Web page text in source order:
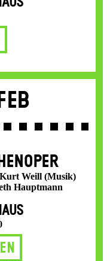
Weill (Musik)
Hauptmann